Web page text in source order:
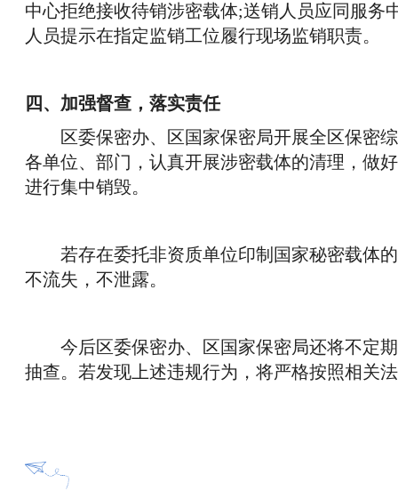
中心拒绝接收待销涉密载体;送销人员应同服务
人员提示在指定监销工位履行现场监销职责。
四、加强督查，落实责任
区委保密办、区国家保密局开展全区保密
各单位、部门，认真开展涉密载体的清理，做
进行集中销毁。
若存在委托非资质单位印制国家秘密载体
不流失，不泄露。
今后区委保密办、区国家保密局还将不定
抽查。若发现上述违规行为，将严格按照相关